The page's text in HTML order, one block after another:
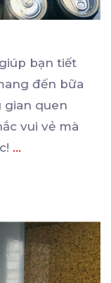
bạn tiết
đến bữa
gian quen
vui vẻ mà
...